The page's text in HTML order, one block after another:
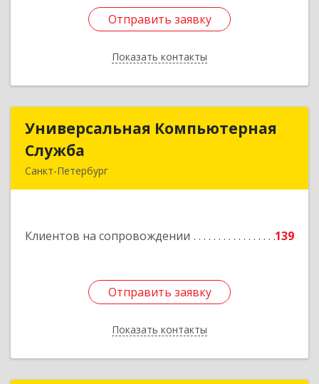
Отправить заявку
Показать контакты
Отправить заявку
Назад
Универсальная Компьютерная
Служба
Санкт-Петербург
Клиентов на сопровождении 139
Отправить заявку
Показать контакты
Универсальная Компьютерная
Подробнее
Отправить заявку
Назад